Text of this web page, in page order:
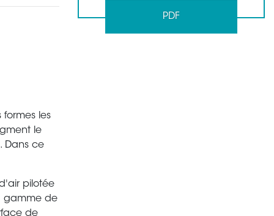
formes les
le
Dans ce
pilotée
gamme de
de
PDF